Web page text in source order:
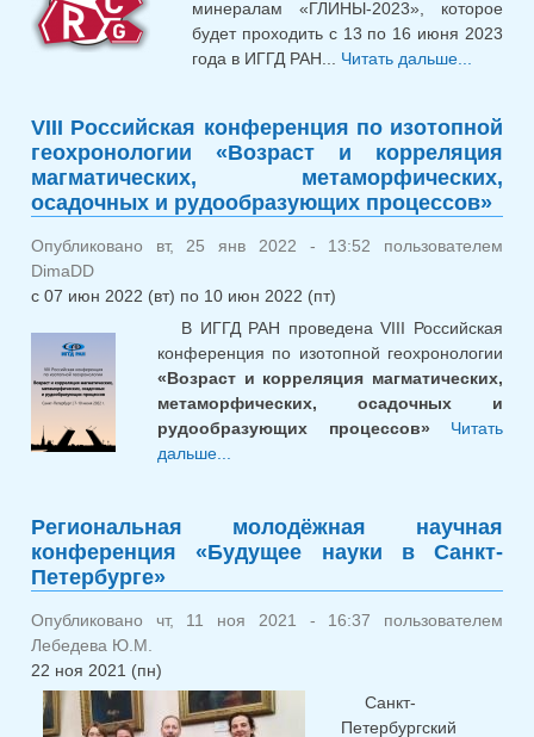
минералам «ГЛИНЫ-2023», которое
будет проходить с 13 по 16 июня 2023
года в ИГГД РАН... Читать дальше...
VIII Российская конференция по изотопной
геохронологии «Возраст и корреляция
магматических, метаморфических,
осадочных и рудообразующих процессов»
Опубликовано вт, 25 янв 2022 - 13:52 пользователем
DimaDD
с 07 июн 2022 (вт) по 10 июн 2022 (пт)
В ИГГД РАН проведена VIII Российская
конференция по изотопной геохронологии
«Возраст и корреляция магматических,
метаморфических, осадочных и
рудообразующих процессов»
Читать
дальше...
магматических, метаморфических,
осадочных и рудообразующих
Региональная молодёжная научная
конференция «Будущее науки в Санкт-
Петербурге»
Опубликовано чт, 11 ноя 2021 - 16:37 пользователем
Лебедева Ю.М.
22 ноя 2021 (пн)
Санкт-
Петербургский